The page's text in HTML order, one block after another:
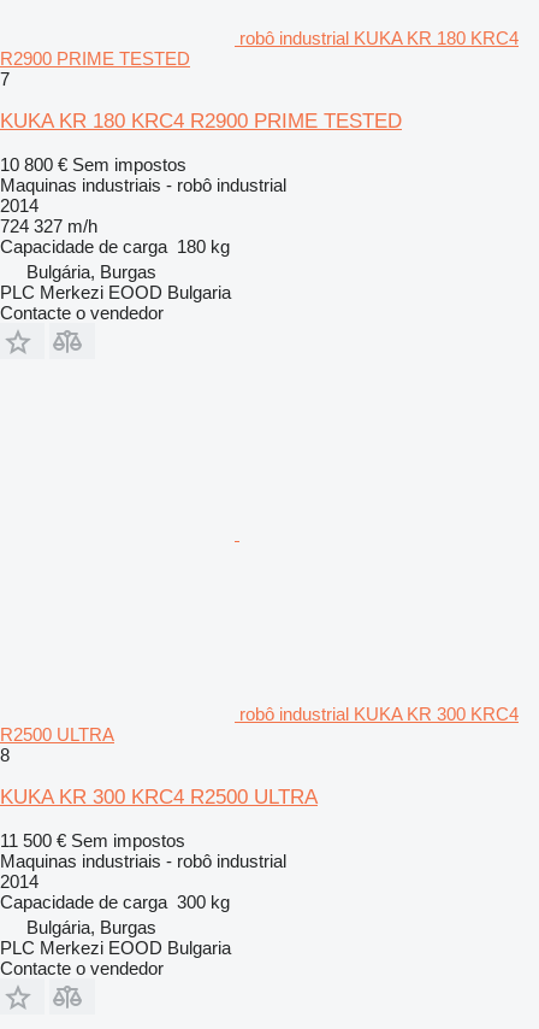
robô industrial KUKA KR 180 KRC4
R2900 PRIME TESTED
7
KUKA KR 180 KRC4 R2900 PRIME TESTED
10 800 € Sem impostos
Maquinas industriais - robô industrial
2014
724 327 m/h
Capacidade de carga 180 kg
Bulgária, Burgas
PLC Merkezi EOOD Bulgaria
Contacte o vendedor
robô industrial KUKA KR 300 KRC4
R2500 ULTRA
8
KUKA KR 300 KRC4 R2500 ULTRA
11 500 € Sem impostos
Maquinas industriais - robô industrial
2014
Capacidade de carga 300 kg
Bulgária, Burgas
PLC Merkezi EOOD Bulgaria
Contacte o vendedor